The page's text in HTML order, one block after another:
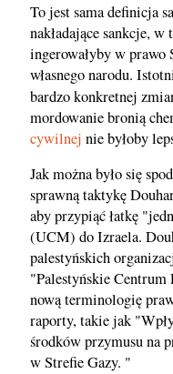
To jest sama definicja
nakładające sankcje,
ingerowałyby w
własnego narodu.
bardzo konkretnej
mordowanie bronią
cywilnej nie byłoby
Jak można było się
sprawną taktykę
aby przypiąć łatkę
(UCM) do Izraela.
palestyńskich
"Palestyńskie Centrum
nową terminologię
raporty, takie jak
środków przymusu na
w Strefie Gazy. "